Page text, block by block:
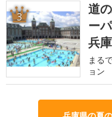
3
道
ー
兵
まる
ョン